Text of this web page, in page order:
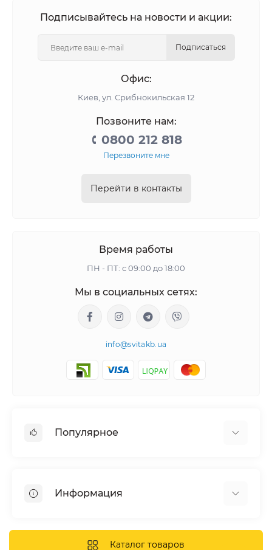
Подписывайтесь на новости и акции:
Подписаться
Офис:
Киев, ул. Срибнокильская 12
Позвоните нам:
0800 212 818
Перезвоните мне
Перейти в контакты
Время работы
ПН - ПТ: с 09:00 до 18:00
Мы в социальных сетях:
info@svitakb.ua
Популярное
Системы хранения энергии
Инверторы
Информация
Каталог товаров